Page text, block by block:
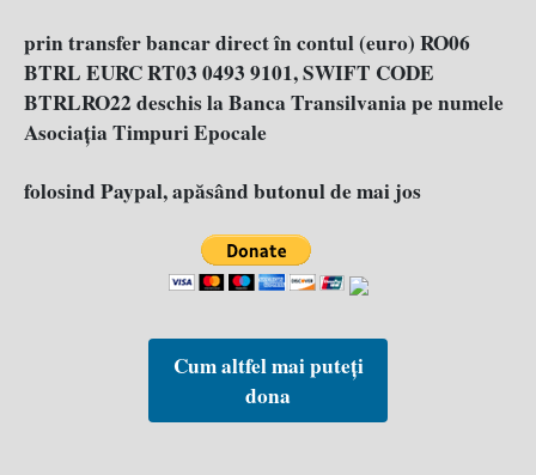
prin transfer bancar direct în contul (euro) RO06
BTRL EURC RT03 0493 9101, SWIFT CODE
BTRLRO22 deschis la Banca Transilvania pe numele
Asociația Timpuri Epocale
folosind Paypal, apăsând butonul de mai jos
Cum altfel mai puteți
dona